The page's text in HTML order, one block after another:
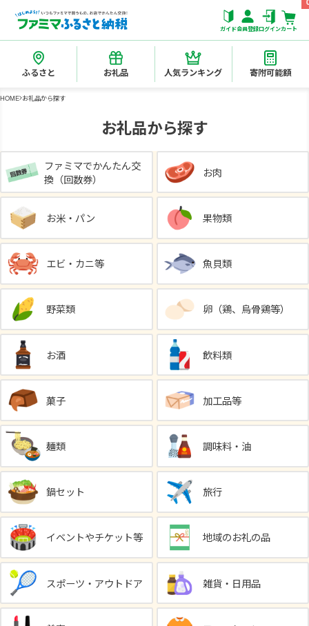
ガイド会員登録ログインカート
ふるさと お礼品 人気ランキング 寄附可能額
HOME お礼品から探す
お礼品から探す
ファミマでかんたん交
換（回数券）
お肉
お米・パン 果物類
エビ・カニ等 魚貝類
野菜類 卵（鶏、烏骨鶏等）
お酒 飲料類
菓子 加工品等
麺類 調味料・油
鍋セット 旅行
イベントやチケット等 地域のお礼の品
スポーツ・アウトドア 雑貨・日用品